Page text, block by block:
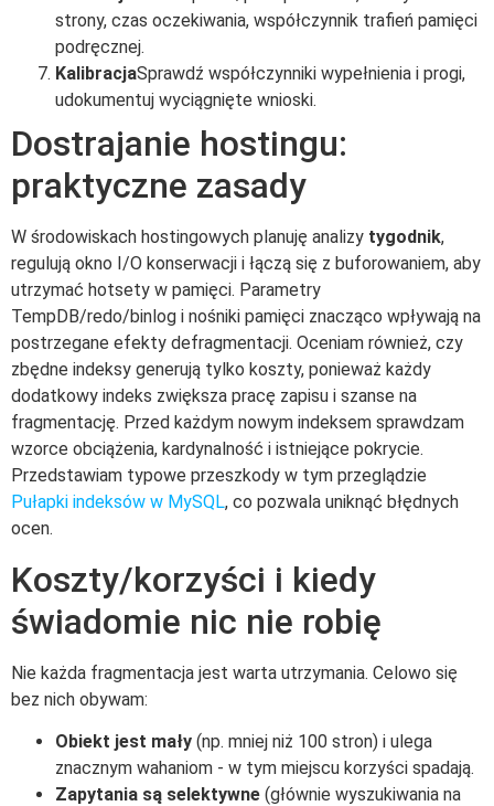
strony, czas oczekiwania, współczynnik trafień pamięci
podręcznej.
KalibracjaSprawdź współczynniki wypełnienia i progi,
udokumentuj wyciągnięte wnioski.
Dostrajanie hostingu:
praktyczne zasady
W środowiskach hostingowych planuję analizy tygodnik,
regulują okno I/O konserwacji i łączą się z buforowaniem, aby
utrzymać hotsety w pamięci. Parametry
TempDB/redo/binlog i nośniki pamięci znacząco wpływają na
postrzegane efekty defragmentacji. Oceniam również, czy
zbędne indeksy generują tylko koszty, ponieważ każdy
dodatkowy indeks zwiększa pracę zapisu i szanse na
fragmentację. Przed każdym nowym indeksem sprawdzam
wzorce obciążenia, kardynalność i istniejące pokrycie.
Przedstawiam typowe przeszkody w tym przeglądzie
Pułapki indeksów w MySQL, co pozwala uniknąć błędnych
ocen.
Koszty/korzyści i kiedy
świadomie nic nie robię
Nie każda fragmentacja jest warta utrzymania. Celowo się
bez nich obywam:
Obiekt jest mały (np. mniej niż 100 stron) i ulega
znacznym wahaniom - w tym miejscu korzyści spadają.
Zapytania są selektywne (głównie wyszukiwania na